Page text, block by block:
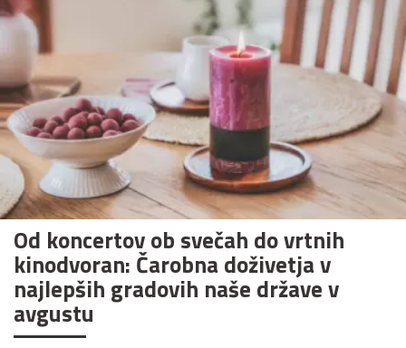
Od koncertov ob svečah do vrtnih
kinodvoran: Čarobna doživetja v
najlepših gradovih naše države v
avgustu